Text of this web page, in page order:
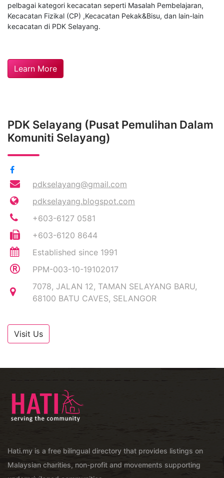
pelbagai kategori kecacatan seperti Masalah Pembelajaran,
Kecacatan Fizikal (CP) ,Kecacatan Pekak&Bisu, dan lain-lain
kecacatan di PDK Selayang.
Learn More
PDK Selayang (Pusat Pemulihan Dalam
Komuniti Selayang)
pdkselayang@gmail.com
pdkselayang.blogspot.com
+603-6127 0581
+603-6120 8644
Established since 1991
PPM-003-10-19102017
7078, JALAN 12, TAMAN SELAYANG BARU,
68100 BATU CAVES, SELANGOR
Visit Us
Hati.my is a free bilingual directory that provides listings on
Malaysian charities, non-profit and movements supporting